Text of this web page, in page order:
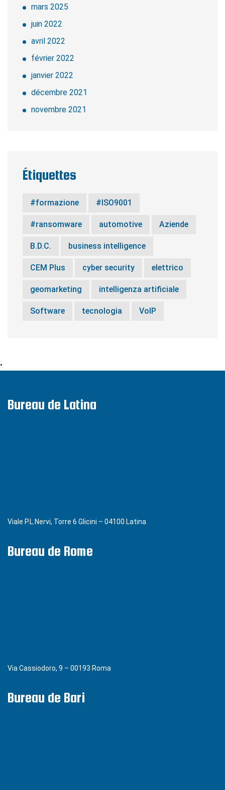
mars 2025
juin 2022
avril 2022
février 2022
janvier 2022
décembre 2021
novembre 2021
Étiquettes
#formazione #ISO9001
#ransomware automotive Aziende
B.D.C. business intelligence
CEM Plus cyber security elettrico
geomarketing intelligenza artificiale
Software tecnologia VoIP
•
Bureau de Latina
Viale P.L.Nervi, Torre 6 Glicini – 04100 Latina
Bureau de Rome
Via Cassiodoro, 9 – 00193 Roma
Bureau de Bari